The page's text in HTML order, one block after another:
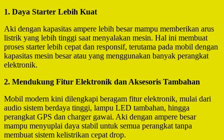
1. Daya Starter Lebih Kuat
Aki dengan kapasitas ampere lebih besar mampu memberikan arus
listrik yang lebih tinggi saat menyalakan mesin. Hal ini membuat
proses starter lebih cepat dan responsif, terutama pada mobil dengan
kapasitas mesin besar atau yang menggunakan banyak perangkat
elektronik.
2. Mendukung Fitur Elektronik dan Aksesoris Tambahan
Mobil modern kini dilengkapi beragam fitur elektronik, mulai dari
audio sistem berdaya tinggi, lampu LED tambahan, hingga
perangkat GPS dan charger gawai. Aki dengan ampere besar
mampu menyuplai daya stabil untuk semua perangkat tanpa
membuat sistem kelistrikan cepat drop.